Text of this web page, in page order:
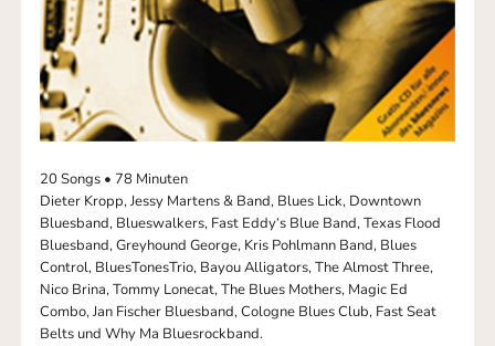
20 Songs • 78 Minuten
Dieter Kropp, Jessy Martens & Band, Blues Lick, Downtown
Bluesband, Blueswalkers, Fast Eddy‘s Blue Band, Texas Flood
Bluesband, Greyhound George, Kris Pohlmann Band, Blues
Control, BluesTonesTrio, Bayou Alligators, The Almost Three,
Nico Brina, Tommy Lonecat, The Blues Mothers, Magic Ed
Combo, Jan Fischer Bluesband, Cologne Blues Club, Fast Seat
Belts und Why Ma Bluesrockband.